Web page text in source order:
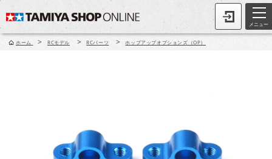
メニュー
ホーム > RCモデル > RCパーツ > ホップアップオプションズ（OP）